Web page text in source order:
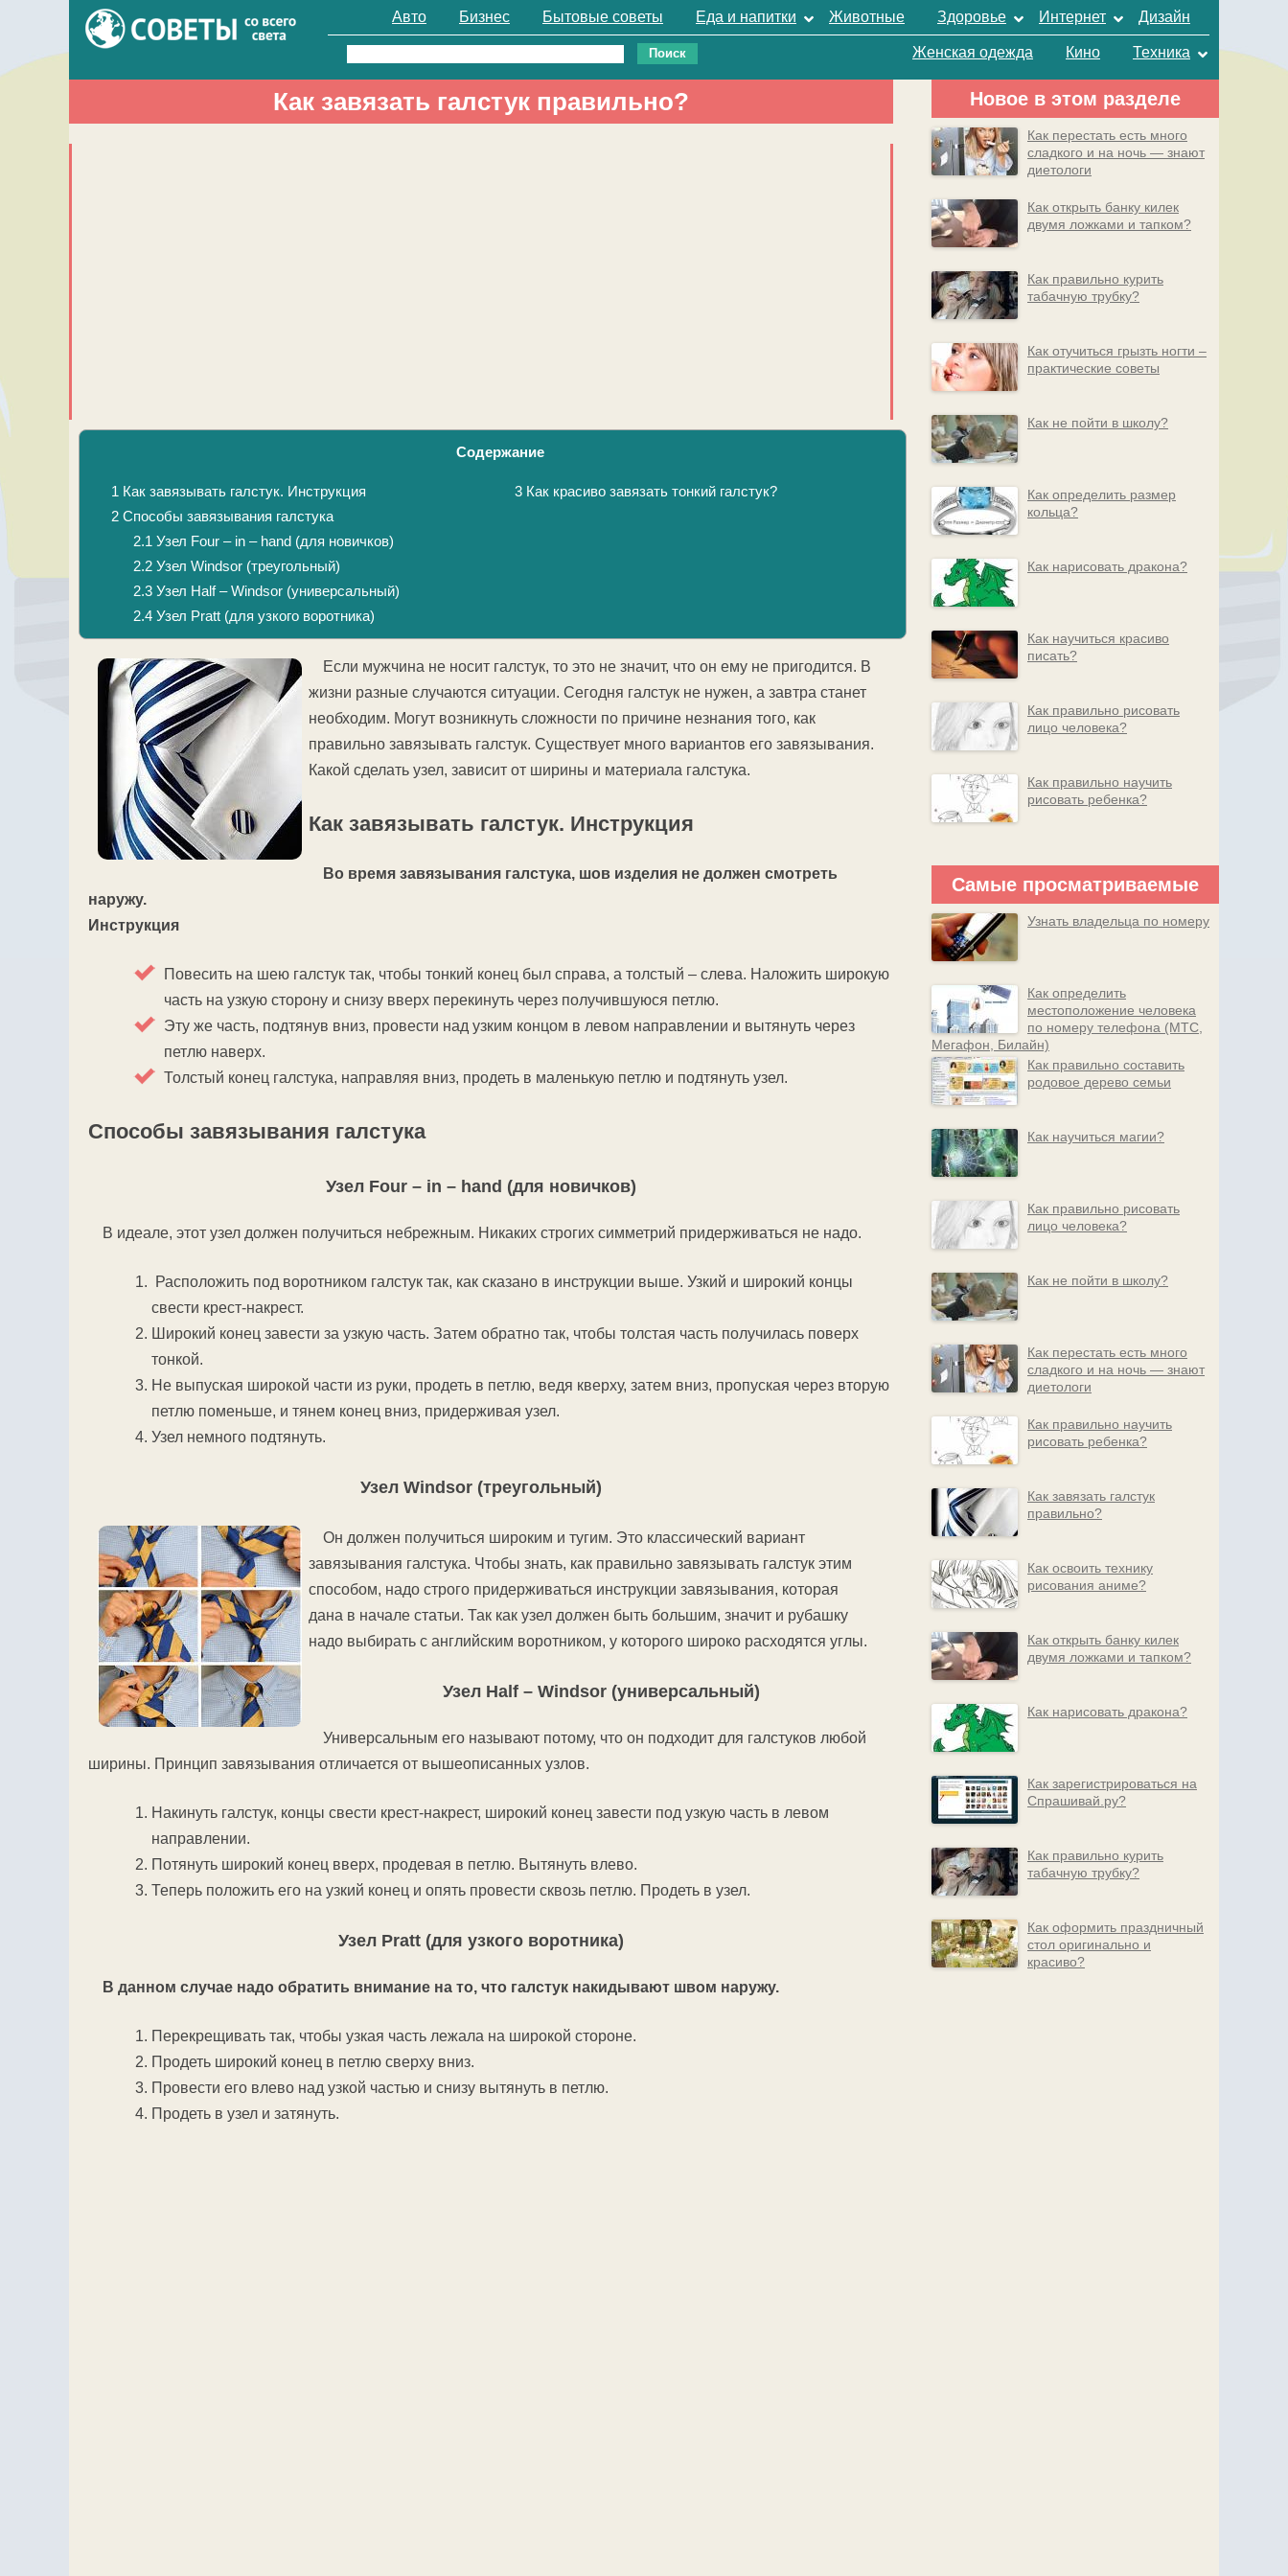
Авто Бизнес Бытовые советы Еда и напитки Животные Здоровье Интернет Дизайн
Женская одежда Кино Техника
Найти:
Как завязать галстук правильно?
Содержание
1 Как завязывать галстук. Инструкция
2Способы завязывания галстука
2.1 Узел Four – in – hand (для новичков)
2.2Узел Windsor (треугольный)
2.3Узел Half – Windsor (универсальный)
2.4Узел Pratt (для узкого воротника)
3Как красиво завязать тонкий галстук?
Если мужчина не носит галстук, то это не значит, что он ему не пригодится. В
жизни разные случаются ситуации. Сегодня галстук не нужен, а завтра станет
необходим. Могут возникнуть сложности по причине незнания того, как
правильно завязывать галстук. Существует много вариантов его завязывания.
Какой сделать узел, зависит от ширины и материала галстука.
Как завязывать галстук. Инструкция
Во время завязывания галстука, шов изделия не должен смотреть
наружу.
Инструкция
Повесить на шею галстук так, чтобы тонкий конец был справа, а толстый – слева. Наложить широкую
часть на узкую сторону и снизу вверх перекинуть через получившуюся петлю.
Эту же часть, подтянув вниз, провести над узким концом в левом направлении и вытянуть через
петлю наверх.
Толстый конец галстука, направляя вниз, продеть в маленькую петлю и подтянуть узел.
Способы завязывания галстука
Узел Four – in – hand (для новичков)
В идеале, этот узел должен получиться небрежным. Никаких строгих симметрий придерживаться не надо.
Расположить под воротником галстук так, как сказано в инструкции выше. Узкий и широкий концы
свести крест-накрест.
Широкий конец завести за узкую часть. Затем обратно так, чтобы толстая часть получилась поверх
тонкой.
Не выпуская широкой части из руки, продеть в петлю, ведя кверху, затем вниз, пропуская через вторую
петлю поменьше, и тянем конец вниз, придерживая узел.
Узел немного подтянуть.
Узел Windsor (треугольный)
Он должен получиться широким и тугим. Это классический вариант
завязывания галстука. Чтобы знать, как правильно завязывать галстук этим
способом, надо строго придерживаться инструкции завязывания, которая
дана в начале статьи. Так как узел должен быть большим, значит и рубашку
надо выбирать с английским воротником, у которого широко расходятся углы.
Узел Half – Windsor (универсальный)
Универсальным его называют потому, что он подходит для галстуков любой
ширины. Принцип завязывания отличается от вышеописанных узлов.
Накинуть галстук, концы свести крест-накрест, широкий конец завести под узкую часть в левом
направлении.
Потянуть широкий конец вверх, продевая в петлю. Вытянуть влево.
Теперь положить его на узкий конец и опять провести сквозь петлю. Продеть в узел.
Узел Pratt (для узкого воротника)
В данном случае надо обратить внимание на то, что галстук накидывают швом наружу.
Перекрещивать так, чтобы узкая часть лежала на широкой стороне.
Продеть широкий конец в петлю сверху вниз.
Провести его влево над узкой частью и снизу вытянуть в петлю.
Продеть в узел и затянуть.
Новое в этом разделе
Как перестать есть много
сладкого и на ночь — знают
диетологи
Как открыть банку килек
двумя ложками и тапком?
Как правильно курить
табачную трубку?
Как отучиться грызть ногти –
практические советы
Как не пойти в школу?
Как определить размер
кольца?
Как нарисовать дракона?
Как научиться красиво
писать?
Как правильно рисовать
лицо человека?
Как правильно научить
рисовать ребенка?
Самые просматриваемые
Узнать владельца по номеру
Как определить
местоположение человека
по номеру телефона (МТС,
Мегафон, Билайн)
Как правильно составить
родовое дерево семьи
Как научиться магии?
Как правильно рисовать
лицо человека?
Как не пойти в школу?
Как перестать есть много
сладкого и на ночь — знают
диетологи
Как правильно научить
рисовать ребенка?
Как завязать галстук
правильно?
Как освоить технику
рисования аниме?
Как открыть банку килек
двумя ложками и тапком?
Как нарисовать дракона?
Как зарегистрироваться на
Спрашивай.ру?
Как правильно курить
табачную трубку?
Как оформить праздничный
стол оригинально и
красиво?